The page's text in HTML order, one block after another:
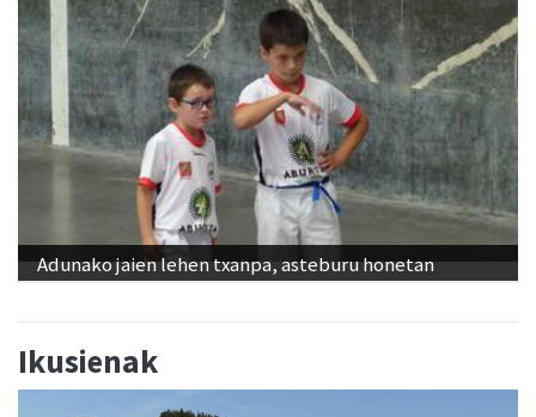
Adunako jaien lehen txanpa, asteburu honetan
Ikusienak